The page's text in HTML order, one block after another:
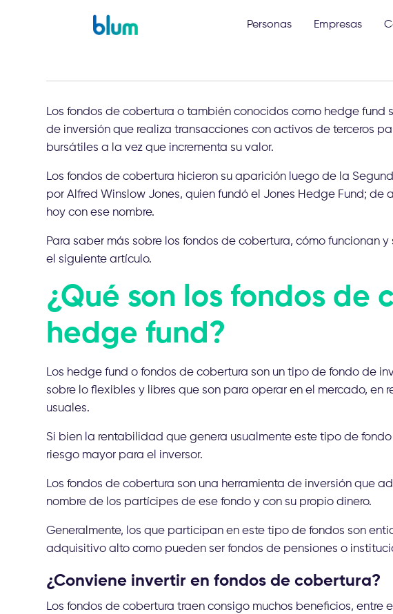
Personas Empresas
Los fondos de cobertura o también conocidos como hedge
de inversión que realiza transacciones con activos de terceros
bursátiles a la vez que incrementa su valor.
Los fondos de cobertura hicieron su aparición luego de la
por Alfred Winslow Jones, quien fundó el Jones Hedge Fund;
hoy con ese nombre.
Para saber más sobre los fondos de cobertura, cómo funcionan
el siguiente artículo.
¿Qué son los fondos de
hedge fund?
Los hedge fund o fondos de cobertura son un tipo de fondo de
sobre lo flexibles y libres que son para operar en el mercado, en
usuales.
Si bien la rentabilidad que genera usualmente este tipo de
riesgo mayor para el inversor.
Los fondos de cobertura son una herramienta de inversión que
nombre de los partícipes de ese fondo y con su propio dinero.
Generalmente, los que participan en este tipo de fondos son
adquisitivo alto como pueden ser fondos de pensiones o
¿Conviene invertir en fondos de cobertura?
Los fondos de cobertura traen consigo muchos beneficios, entre